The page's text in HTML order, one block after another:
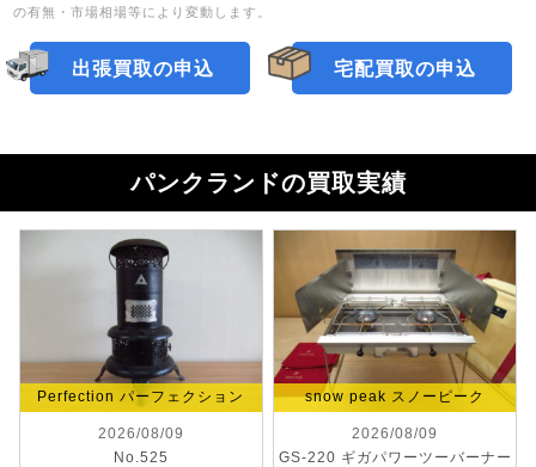
の有無・市場相場等により変動します。
出張買取の申込 宅配買取の申込
パンクランドの買取実績
Perfection パーフェクション
2026/08/09
No.525
snow peak スノーピーク
2026/08/09
GS-220 ギガパワーツーバーナー